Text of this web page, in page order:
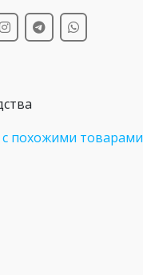
похожими товарами